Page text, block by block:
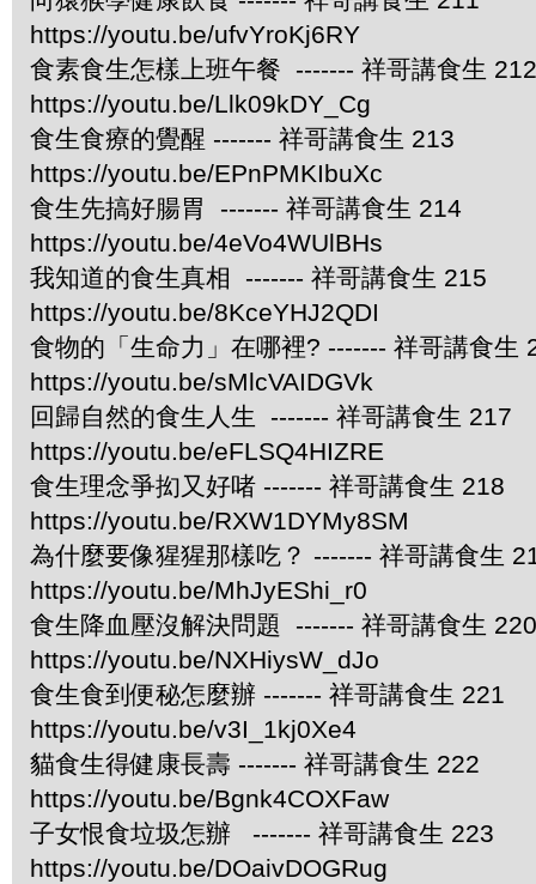
https://youtu.be/ufvYroKj6RY
食素食生怎樣上班午餐 ------- 祥哥講食生 212
https://youtu.be/Llk09kDY_Cg
食生食療的覺醒 ------- 祥哥講食生 213
https://youtu.be/EPnPMKIbuXc
食生先搞好腸胃 ------- 祥哥講食生 214
https://youtu.be/4eVo4WUlBHs
我知道的食生真相 ------- 祥哥講食生 215
https://youtu.be/8KceYHJ2QDI
食物的「生命力」在哪裡? ------- 祥哥講食生
https://youtu.be/sMlcVAIDGVk
回歸自然的食生人生 ------- 祥哥講食生 217
https://youtu.be/eFLSQ4HIZRE
食生理念爭抝又好啫 ------- 祥哥講食生 218
https://youtu.be/RXW1DYMy8SM
為什麼要像猩猩那樣吃？ ------- 祥哥講食生
https://youtu.be/MhJyEShi_r0
食生降血壓沒解決問題 ------- 祥哥講食生 220
https://youtu.be/NXHiysW_dJo
食生食到便秘怎麼辦 ------- 祥哥講食生 221
https://youtu.be/v3I_1kj0Xe4
貓食生得健康長壽 ------- 祥哥講食生 222
https://youtu.be/Bgnk4COXFaw
子女恨食垃圾怎辦 ------- 祥哥講食生 223
https://youtu.be/DOaivDOGRug